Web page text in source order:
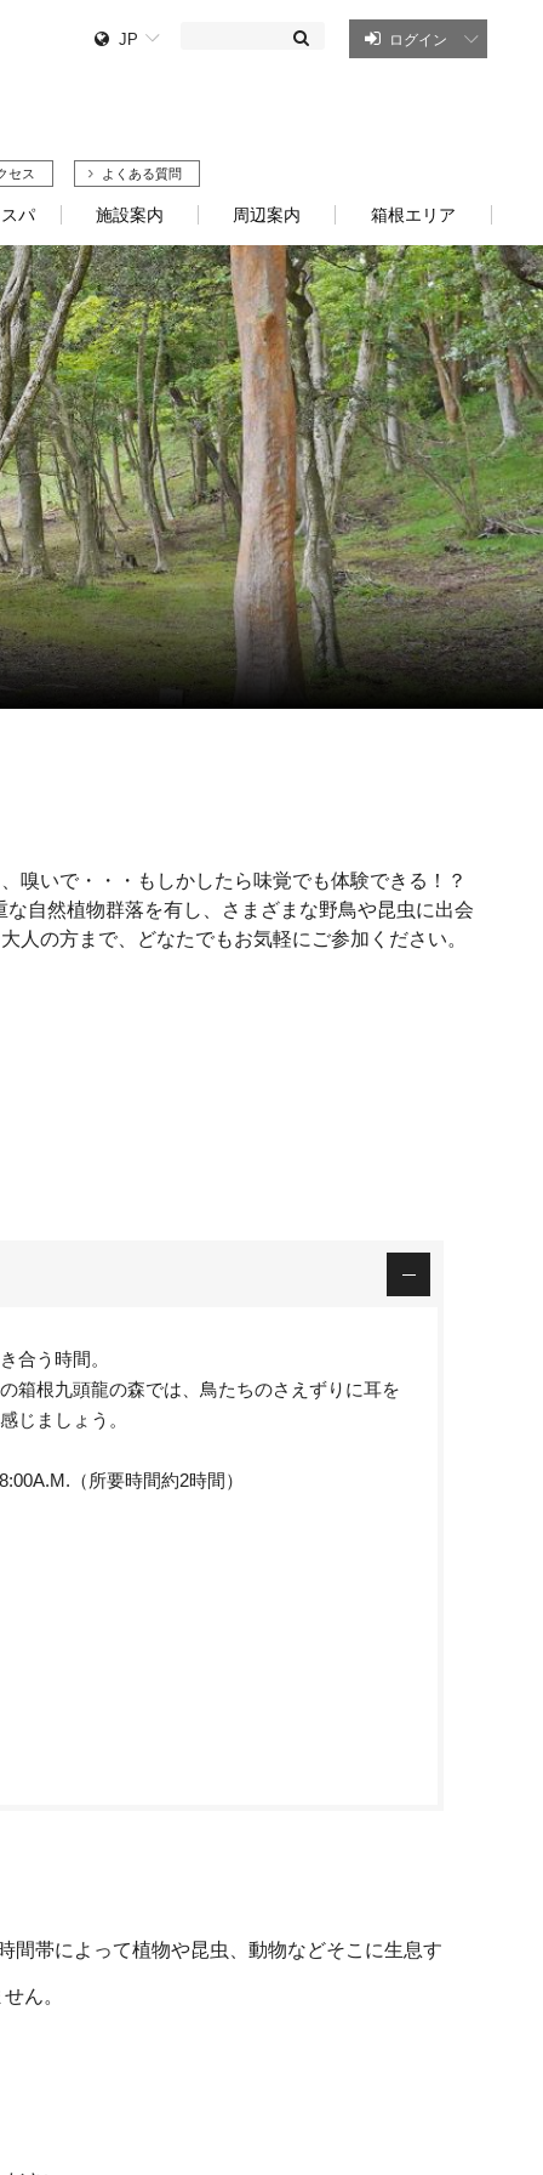
JP ログイン
セス よくある質問
パ 施設案内 周辺案内 箱根エリア
嗅いで・・・もしかしたら味覚でも体験できる！？
自然植物群落を有し、さまざまな野鳥や昆虫に出会
人の方まで、どなたでもお気軽にご参加ください。
合う時間。
箱根九頭龍の森では、鳥たちのさえずりに耳を
じましょう。
（所要時間約2時間）
間帯によって植物や昆虫、動物などそこに生息す
ん。